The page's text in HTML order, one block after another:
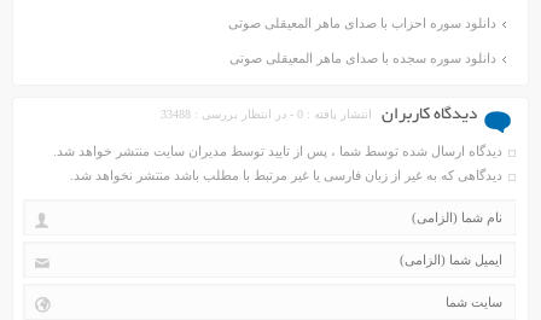
دانلود سوره احزاب با صدای ماهر المعیقلی صوتی
دانلود سوره سجده با صدای ماهر المعیقلی صوتی
دیدگاه کاربران انتشار یافته : 0 - در انتظار بررسی : 33488
دیدگاه ارسال شده توسط شما ، پس از تایید توسط مدیران سایت منتشر خواهد شد.
دیدگاهی که به غیر از زبان فارسی یا غیر مرتبط با مطلب باشد منتشر نخواهد شد.